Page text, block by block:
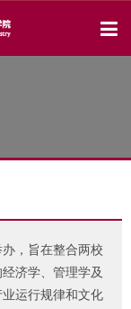
，旨在整合两校
济学、管理学及
运行规律和文化